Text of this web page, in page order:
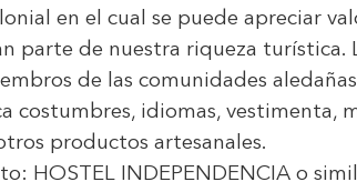
en el cual se puede apreciar
parte de nuestra riqueza turística.
de las comunidades
costumbres, idiomas, vestimenta,
productos artesanales.
HOSTEL INDEPENDENCIA o